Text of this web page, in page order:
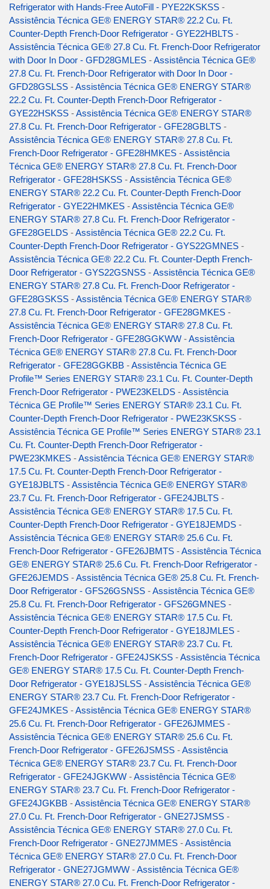
Refrigerator with Hands-Free AutoFill - PYE22KSKSS -
Assistência Técnica GE® ENERGY STAR® 22.2 Cu. Ft.
Counter-Depth French-Door Refrigerator - GYE22HBLTS -
Assistência Técnica GE® 27.8 Cu. Ft. French-Door Refrigerator
with Door In Door - GFD28GMLES -Assistência Técnica GE®
27.8 Cu. Ft. French-Door Refrigerator with Door In Door -
GFD28GSLSS -Assistência Técnica GE® ENERGY STAR®
22.2 Cu. Ft. Counter-Depth French-Door Refrigerator -
GYE22HSKSS -Assistência Técnica GE® ENERGY STAR®
27.8 Cu. Ft. French-Door Refrigerator - GFE28GBLTS -
Assistência Técnica GE® ENERGY STAR® 27.8 Cu. Ft.
French-Door Refrigerator - GFE28HMKES -Assistência
Técnica GE® ENERGY STAR® 27.8 Cu. Ft. French-Door
Refrigerator - GFE28HSKSS -Assistência Técnica GE®
ENERGY STAR® 22.2 Cu. Ft. Counter-Depth French-Door
Refrigerator - GYE22HMKES -Assistência Técnica GE®
ENERGY STAR® 27.8 Cu. Ft. French-Door Refrigerator -
GFE28GELDS -Assistência Técnica GE® 22.2 Cu. Ft.
Counter-Depth French-Door Refrigerator - GYS22GMNES -
Assistência Técnica GE® 22.2 Cu. Ft. Counter-Depth French-
Door Refrigerator - GYS22GSNSS -Assistência Técnica GE®
ENERGY STAR® 27.8 Cu. Ft. French-Door Refrigerator -
GFE28GSKSS -Assistência Técnica GE® ENERGY STAR®
27.8 Cu. Ft. French-Door Refrigerator - GFE28GMKES -
Assistência Técnica GE® ENERGY STAR® 27.8 Cu. Ft.
French-Door Refrigerator - GFE28GGKWW -Assistência
Técnica GE® ENERGY STAR® 27.8 Cu. Ft. French-Door
Refrigerator - GFE28GGKBB -Assistência Técnica GE
Profile™ Series ENERGY STAR® 23.1 Cu. Ft. Counter-Depth
French-Door Refrigerator - PWE23KELDS -Assistência
Técnica GE Profile™ Series ENERGY STAR® 23.1 Cu. Ft.
Counter-Depth French-Door Refrigerator - PWE23KSKSS -
Assistência Técnica GE Profile™ Series ENERGY STAR® 23.1
Cu. Ft. Counter-Depth French-Door Refrigerator -
PWE23KMKES -Assistência Técnica GE® ENERGY STAR®
17.5 Cu. Ft. Counter-Depth French-Door Refrigerator -
GYE18JBLTS -Assistência Técnica GE® ENERGY STAR®
23.7 Cu. Ft. French-Door Refrigerator - GFE24JBLTS -
Assistência Técnica GE® ENERGY STAR® 17.5 Cu. Ft.
Counter-Depth French-Door Refrigerator - GYE18JEMDS -
Assistência Técnica GE® ENERGY STAR® 25.6 Cu. Ft.
French-Door Refrigerator - GFE26JBMTS -Assistência Técnica
GE® ENERGY STAR® 25.6 Cu. Ft. French-Door Refrigerator -
GFE26JEMDS -Assistência Técnica GE® 25.8 Cu. Ft. French-
Door Refrigerator - GFS26GSNSS -Assistência Técnica GE®
25.8 Cu. Ft. French-Door Refrigerator - GFS26GMNES -
Assistência Técnica GE® ENERGY STAR® 17.5 Cu. Ft.
Counter-Depth French-Door Refrigerator - GYE18JMLES -
Assistência Técnica GE® ENERGY STAR® 23.7 Cu. Ft.
French-Door Refrigerator - GFE24JSKSS -Assistência Técnica
GE® ENERGY STAR® 17.5 Cu. Ft. Counter-Depth French-
Door Refrigerator - GYE18JSLSS -Assistência Técnica GE®
ENERGY STAR® 23.7 Cu. Ft. French-Door Refrigerator -
GFE24JMKES -Assistência Técnica GE® ENERGY STAR®
25.6 Cu. Ft. French-Door Refrigerator - GFE26JMMES -
Assistência Técnica GE® ENERGY STAR® 25.6 Cu. Ft.
French-Door Refrigerator - GFE26JSMSS -Assistência
Técnica GE® ENERGY STAR® 23.7 Cu. Ft. French-Door
Refrigerator - GFE24JGKWW -Assistência Técnica GE®
ENERGY STAR® 23.7 Cu. Ft. French-Door Refrigerator -
GFE24JGKBB -Assistência Técnica GE® ENERGY STAR®
27.0 Cu. Ft. French-Door Refrigerator - GNE27JSMSS -
Assistência Técnica GE® ENERGY STAR® 27.0 Cu. Ft.
French-Door Refrigerator - GNE27JMMES -Assistência
Técnica GE® ENERGY STAR® 27.0 Cu. Ft. French-Door
Refrigerator - GNE27JGMWW -Assistência Técnica GE®
ENERGY STAR® 27.0 Cu. Ft. French-Door Refrigerator -